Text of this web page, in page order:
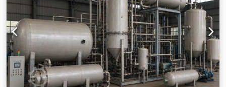
pneumatische Spannpratzen -zwei pneumatische
Arbeitsabstände Dkjdpfx Adod Dc E Asyjr -kontinuierliche
Futtermittel-Verordnung -hydraulische Feed -1,85 kW
Pumpenmotor -Empfang von Förderband 180 x 2000 mm
-0,25 kW Förderband -Zentralschmierung
Maschinenabmessungen: -Länge 400 cm -230 cm breit -
Höhe 250 cm -Gewicht ~ 2000 kg